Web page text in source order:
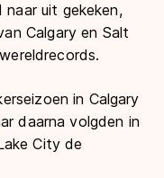
naar uit gekeken,
Calgary en Salt
in Calgary
daarna volgden in
City de